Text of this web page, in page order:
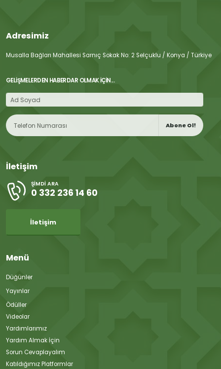
Adresimiz
Musalla Bağları Mahallesi Sarnıç Sokak No: 2 Selçuklu / Konya / Türkiye
GELIŞMELERDEN HABERDAR OLMAK İÇIN...
Abone Ol!
İletişim
ŞIMDI ARA
0 332 236 14 60
İletişim
Menü
Düğünler
Yayınlar
Ödüller
Videolar
Yardımlarımız
Yardım Almak İçin
Sorun Cevaplayalım
Katıldığımız Platformlar